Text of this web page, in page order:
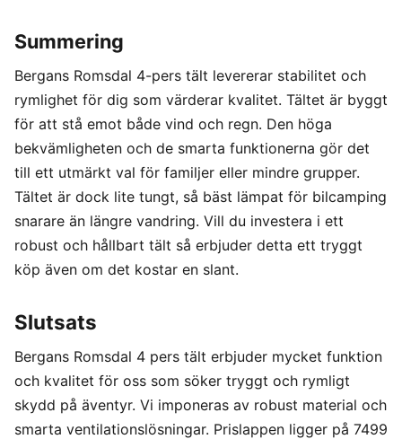
Summering
Bergans Romsdal 4-pers tält levererar stabilitet och
rymlighet för dig som värderar kvalitet. Tältet är byggt
för att stå emot både vind och regn. Den höga
bekvämligheten och de smarta funktionerna gör det
till ett utmärkt val för familjer eller mindre grupper.
Tältet är dock lite tungt, så bäst lämpat för bilcamping
snarare än längre vandring. Vill du investera i ett
robust och hållbart tält så erbjuder detta ett tryggt
köp även om det kostar en slant.
Slutsats
Bergans Romsdal 4 pers tält erbjuder mycket funktion
och kvalitet för oss som söker tryggt och rymligt
skydd på äventyr. Vi imponeras av robust material och
smarta ventilationslösningar. Prislappen ligger på 7499